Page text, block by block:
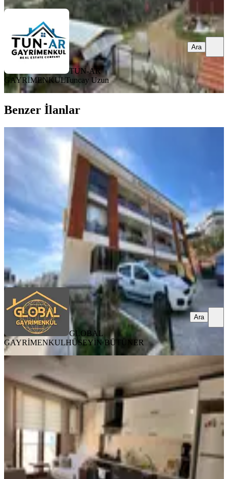
TUN-AR
GAYRİMENKULTuncay Uzun
Ara
Benzer İlanlar
Global’den Deniz Manzaralı 1+1
Daire
İzmir, Menderes
1+1
50 m²· 3. Kat·18.05.2026
3.650.000 ₺
GLOBAL GAYRİMENKULHÜSEYİN BÜTÜNER
Ara
GLOBAL
GAYRİMENKULHÜSEYİN BÜTÜNER
Ara
Bal Gayrimenkulden Kasımpaşada
Merkezi Konumda 1+1 Daire
İzmir, Menderes
· 3. Kat
4.100.000 ₺Geri Dönüş: 13 yıl